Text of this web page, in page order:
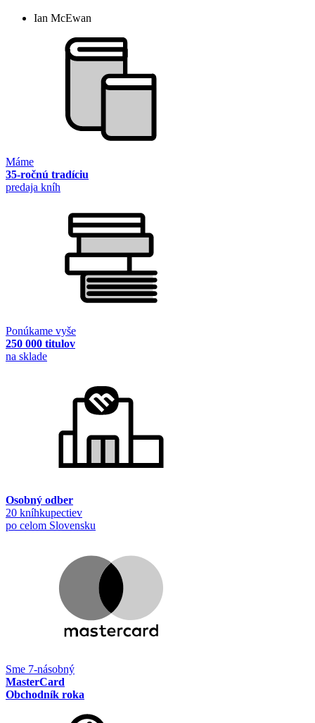
Ian McEwan
Máme
35-ročnú tradíciu
predaja kníh
Ponúkame vyše
250 000 titulov
na sklade
Osobný odber
20 kníhkupectiev
po celom Slovensku
Sme 7-násobný
MasterCard
Obchodník roka